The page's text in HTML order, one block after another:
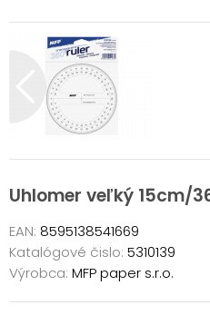
Uhlomer veľký 15cm/
EAN: 8595138541669
Katalógové čislo: 5310139
Výrobca: MFP paper s.r.o.